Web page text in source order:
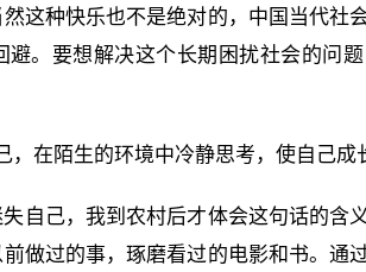
这种快乐也不是绝对的，中国当代社
避。要想解决这个长期困扰社会的问
在陌生的环境中冷静思考，使自己成
自己，我到农村后才体会这句话的含
做过的事，琢磨看过的电影和书。通